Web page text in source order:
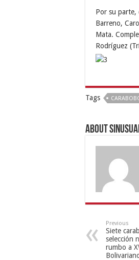
Por su parte,
Barreno,
Mata.
Rodríguez
Tags
About
Previous
Siete
selección
rumbo a